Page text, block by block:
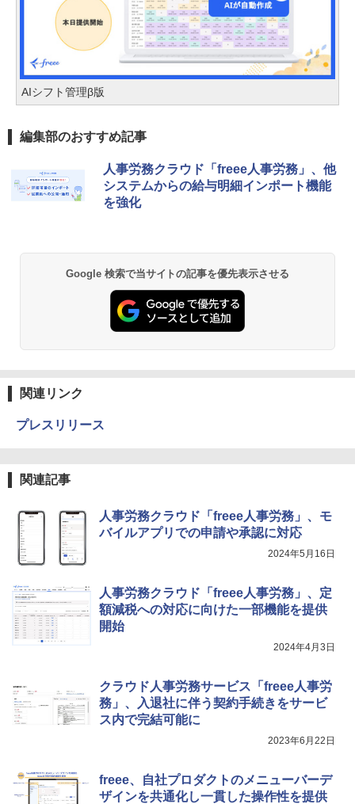
AIシフト管理β版
編集部のおすすめ記事
人事労務クラウド「freee人事労務」、他
システムからの給与明細インポート機能
を強化
Google 検索で当サイトの記事を優先表示させる
関連リンク
プレスリリース
関連記事
人事労務クラウド「freee人事労務」、モ
バイルアプリでの申請や承認に対応
2024年5月16日
人事労務クラウド「freee人事労務」、定
額減税への対応に向けた一部機能を提供
開始
2024年4月3日
クラウド人事労務サービス「freee人事労
務」、入退社に伴う契約手続きをサービ
ス内で完結可能に
2023年6月22日
freee、自社プロダクトのメニューバーデ
ザインを共通化し一貫した操作性を提供